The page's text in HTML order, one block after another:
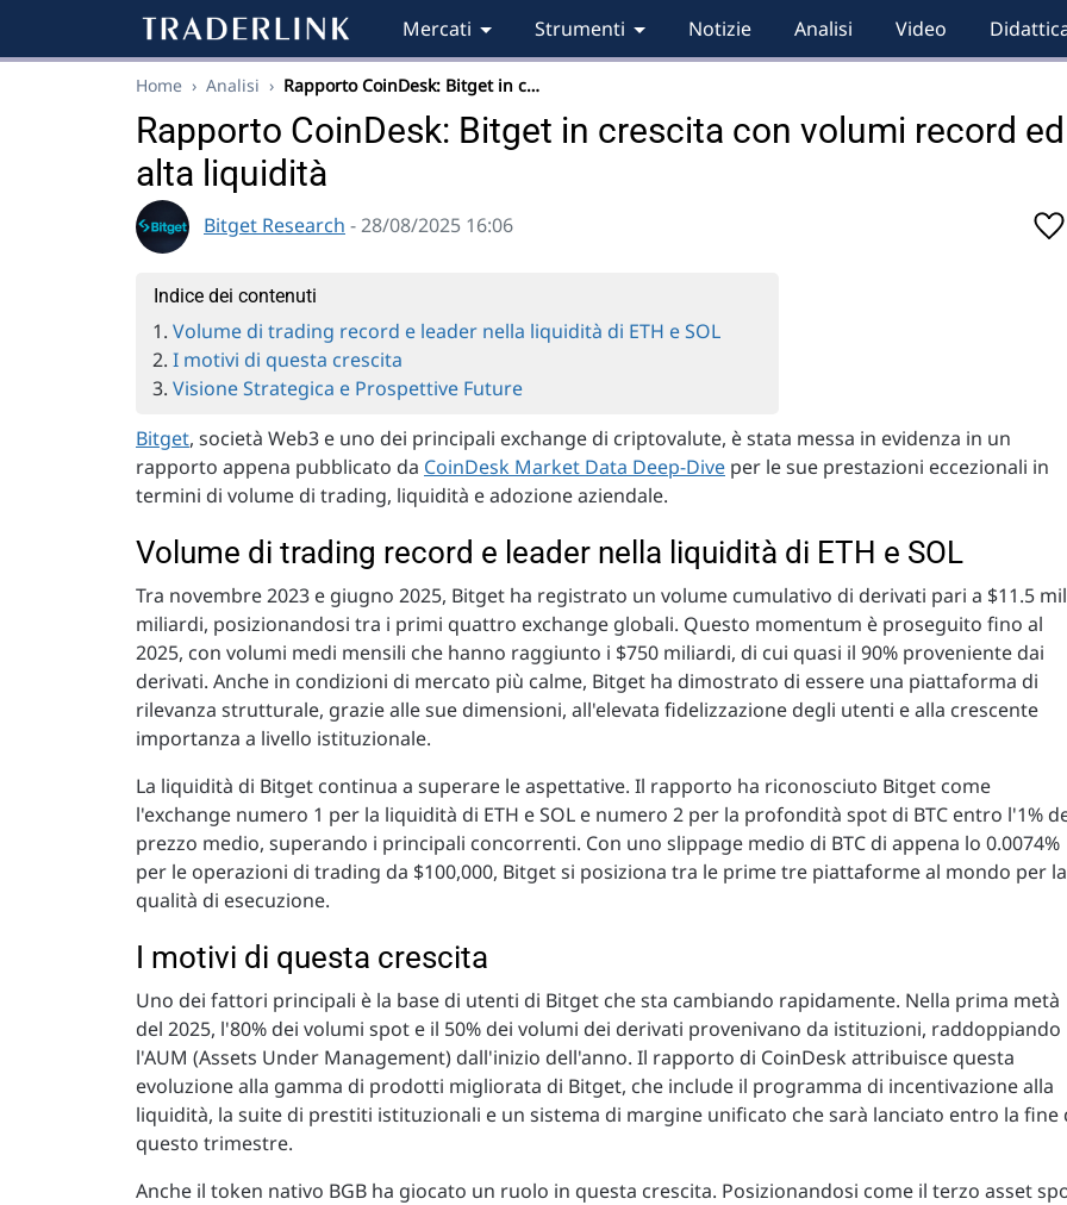
Mercati Strumenti Notizie Analisi Video
Home › Analisi › Rapporto CoinDesk: Bitget in c…
Rapporto CoinDesk: Bitget in crescita con volumi record ed
alta liquidità
Bitget Research - 28/08/2025 16:06
Indice dei contenuti
Volume di trading record e leader nella liquidità di ETH e SOL
I motivi di questa crescita
Visione Strategica e Prospettive Future
Bitget, società Web3 e uno dei principali exchange di criptovalute, è stata messa in evidenza in un
rapporto appena pubblicato da CoinDesk Market Data Deep-Dive per le sue prestazioni eccezionali in
termini di volume di trading, liquidità e adozione aziendale.
Volume di trading record e leader nella liquidità di ETH e SOL
Tra novembre 2023 e giugno 2025, Bitget ha registrato un volume cumulativo di derivati pari a $11.5
miliardi, posizionandosi tra i primi quattro exchange globali. Questo momentum è proseguito fino al
2025, con volumi medi mensili che hanno raggiunto i $750 miliardi, di cui quasi il 90% proveniente dai
derivati. Anche in condizioni di mercato più calme, Bitget ha dimostrato di essere una piattaforma di
rilevanza strutturale, grazie alle sue dimensioni, all'elevata fidelizzazione degli utenti e alla crescente
importanza a livello istituzionale.
La liquidità di Bitget continua a superare le aspettative. Il rapporto ha riconosciuto Bitget come
l'exchange numero 1 per la liquidità di ETH e SOL e numero 2 per la profondità spot di BTC entro l'1%
prezzo medio, superando i principali concorrenti. Con uno slippage medio di BTC di appena lo 0.0074%
per le operazioni di trading da $100,000, Bitget si posiziona tra le prime tre piattaforme al mondo per la
qualità di esecuzione.
I motivi di questa crescita
Uno dei fattori principali è la base di utenti di Bitget che sta cambiando rapidamente. Nella prima metà
del 2025, l'80% dei volumi spot e il 50% dei volumi dei derivati provenivano da istituzioni, raddoppiando
l'AUM (Assets Under Management) dall'inizio dell'anno. Il rapporto di CoinDesk attribuisce questa
evoluzione alla gamma di prodotti migliorata di Bitget, che include il programma di incentivazione alla
liquidità, la suite di prestiti istituzionali e un sistema di margine unificato che sarà lanciato entro la fine
questo trimestre.
Anche il token nativo BGB ha giocato un ruolo in questa crescita. Posizionandosi come il terzo asset